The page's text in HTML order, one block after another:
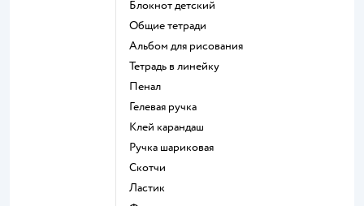
Блокнот детский
Общие тетради
Альбом для рисования
Тетрадь в линейку
Пенал
Гелевая ручка
Клей карандаш
Ручка шариковая
Скотчи
Ластик